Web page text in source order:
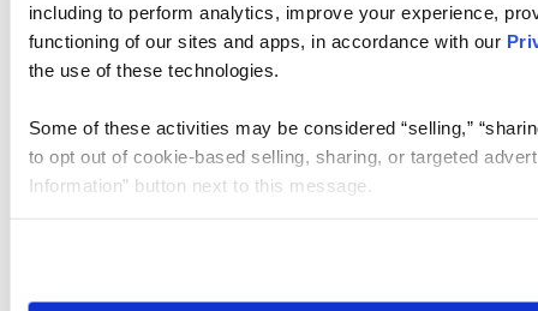
including to perform analytics, improve your experience,
functioning of our sites and apps, in accordance with our
the use of these technologies.
Some of these activities may be considered “selling,”
to opt out of cookie-based selling, sharing, or targeted
Information” button next to this message.
need to be set again.